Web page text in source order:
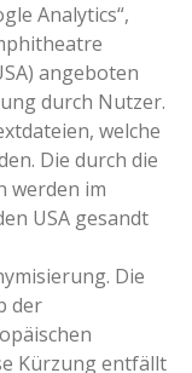
Analytics“,
angeboten
durch Nutzer.
welche
Die durch die
werden im
USA gesandt
Die
der
Kürzung entfällt